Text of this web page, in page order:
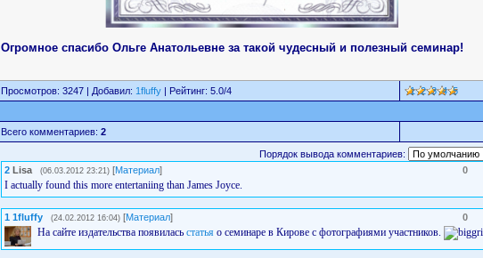
Огромное спасибо Ольге Анатольевне за такой чудесный и полезный семинар!
Просмотров: 3247 | Добавил: 1fluffy | Рейтинг: 5.0/4 1 2 3 4 5
Всего комментариев: 2
Порядок вывода комментариев:
0
2 Lisa (06.03.2012 23:21) [Материал]
I actually found this more entertaniing than James Joyce.
0
1 1fluffy (24.02.2012 16:04) [Материал]
На сайте издательства появилась статья о семинаре в Кирове с фотографиями участников.